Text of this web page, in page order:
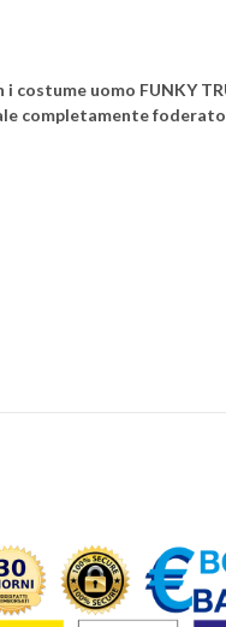
uomo FUNKY
completamente